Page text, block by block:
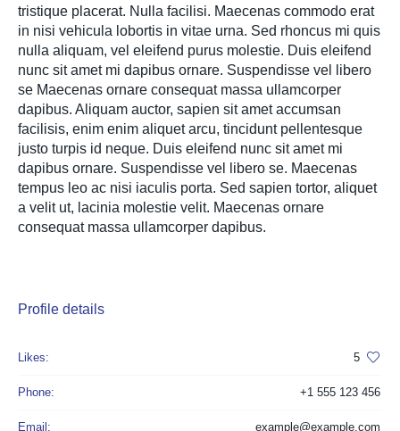
tristique placerat. Nulla facilisi. Maecenas commodo erat
in nisi vehicula lobortis in vitae urna. Sed rhoncus mi quis
nulla aliquam, vel eleifend purus molestie. Duis eleifend
nunc sit amet mi dapibus ornare. Suspendisse vel libero
se Maecenas ornare consequat massa ullamcorper
dapibus. Aliquam auctor, sapien sit amet accumsan
facilisis, enim enim aliquet arcu, tincidunt pellentesque
justo turpis id neque. Duis eleifend nunc sit amet mi
dapibus ornare. Suspendisse vel libero se. Maecenas
tempus leo ac nisi iaculis porta. Sed sapien tortor, aliquet
a velit ut, lacinia molestie velit. Maecenas ornare
consequat massa ullamcorper dapibus.
Profile details
Likes: 5
Phone: +1 555 123 456
Email: example@example.com